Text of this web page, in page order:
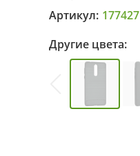
Артикул: 177427
Другие цвета: